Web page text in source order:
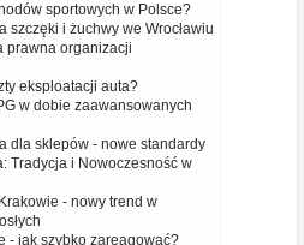
sportowych w Polsce?
szczęki i żuchwy we Wrocławiu
prawna organizacji
eksploatacji auta?
w dobie zaawansowanych
dla sklepów - nowe standardy
Tradycja i Nowoczesność w
- nowy trend w
- jak szybko zareagować?